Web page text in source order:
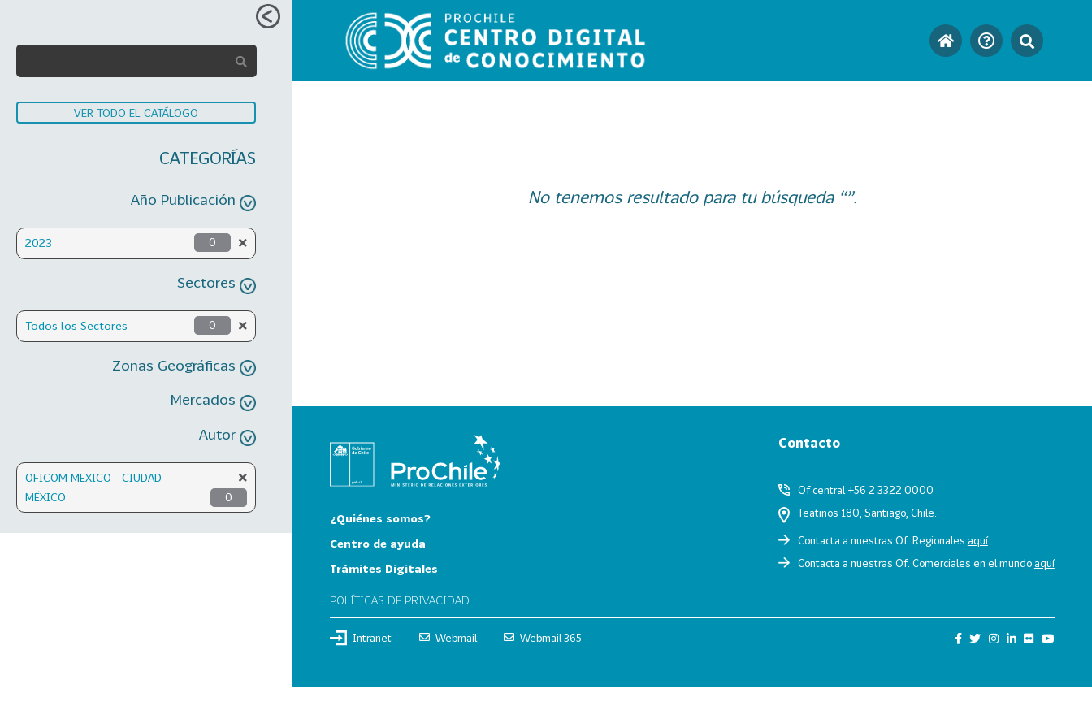
VER TODO EL CATÁLOGO
CATEGORÍAS
Año Publicación
2023 0
Sectores
Todos los Sectores 0
Zonas Geográficas
Mercados
Autor
OFICOM MEXICO - CIUDAD
MÉXICO
0
No tenemos resultado para tu búsqueda “”.
¿Quiénes somos?
Centro de ayuda
Trámites Digitales
POLÍTICAS DE PRIVACIDAD
Contacto
Of central +56 2 3322 0000
Teatinos 180, Santiago, Chile.
Contacta a nuestras Of. Regionales aquí
Contacta a nuestras Of. Comerciales en el mundoaquí
Intranet Webmail Webmail 365